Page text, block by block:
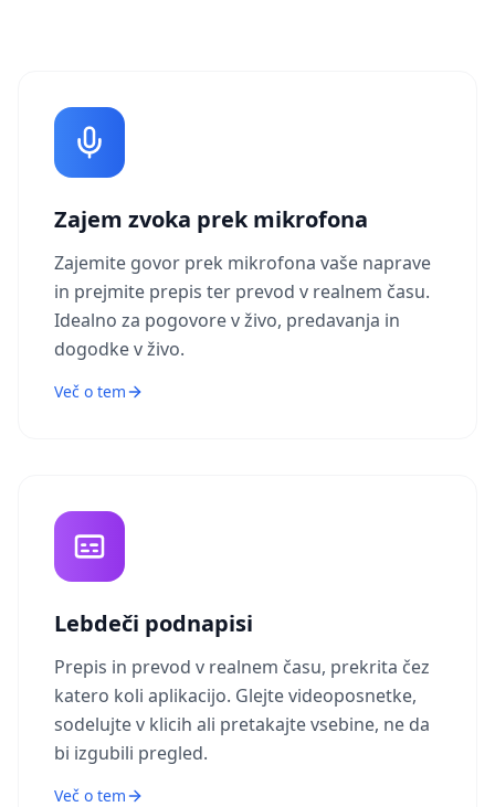
Zajem zvoka prek mikrofona
Zajemite govor prek mikrofona vaše naprave
in prejmite prepis ter prevod v realnem času.
Idealno za pogovore v živo, predavanja in
dogodke v živo.
Več o tem
Lebdeči podnapisi
Prepis in prevod v realnem času, prekrita čez
katero koli aplikacijo. Glejte videoposnetke,
sodelujte v klicih ali pretakajte vsebine, ne da
bi izgubili pregled.
Več o tem